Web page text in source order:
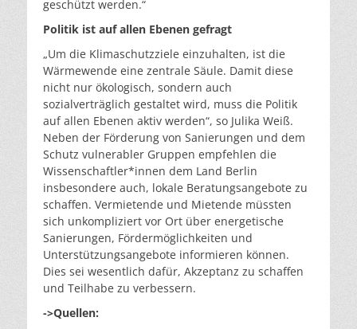
geschützt werden.“
Politik ist auf allen Ebenen gefragt
„Um die Klimaschutzziele einzuhalten, ist die
Wärmewende eine zentrale Säule. Damit diese
nicht nur ökologisch, sondern auch
sozialverträglich gestaltet wird, muss die Politik
auf allen Ebenen aktiv werden“, so Julika Weiß.
Neben der Förderung von Sanierungen und dem
Schutz vulnerabler Gruppen empfehlen die
Wissenschaftler*innen dem Land Berlin
insbesondere auch, lokale Beratungsangebote zu
schaffen. Vermietende und Mietende müssten
sich unkompliziert vor Ort über energetische
Sanierungen, Fördermöglichkeiten und
Unterstützungsangebote informieren können.
Dies sei wesentlich dafür, Akzeptanz zu schaffen
und Teilhabe zu verbessern.
->Quellen: